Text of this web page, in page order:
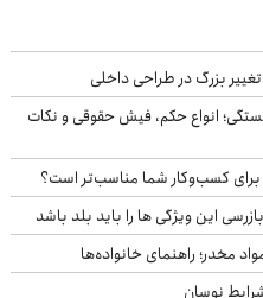
بزرگ در طراحی داخلی
انواع حکم، فیش حقوقی و نکات
برای کسب‌وکار شما مناسب‌تر است؟
این ویژگی ها را باید بلد باشد
نوسان